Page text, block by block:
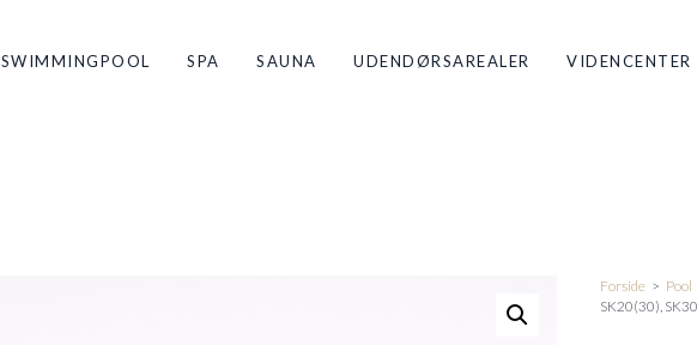
SWIMMINGPOOL SPA SAUNA UDENDØRSAREALER VIDENCENTER
Forside > Pool
SK20(30),